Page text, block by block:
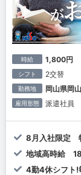
時給 1,800円
シフト 2交替
勤務地 岡山県岡
雇用形態 派遣社員
8月入社限定
地域高時給
4勤4休シフト!